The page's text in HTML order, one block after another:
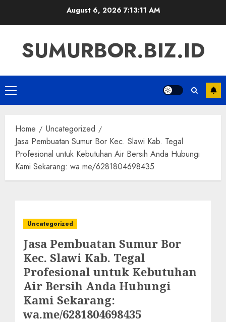
August 6, 2026 7:13:12 AM
SUMURBOR.BIZ.ID
Primary
Menu
Home
Uncategorized
Jasa Pembuatan Sumur Bor Kec. Slawi Kab. Tegal
Profesional untuk Kebutuhan Air Bersih Anda Hubungi
Kami Sekarang: wa.me/6281804698435
Uncategorized
Jasa Pembuatan Sumur Bor
Kec. Slawi Kab. Tegal
Profesional untuk Kebutuhan
Air Bersih Anda Hubungi
Kami Sekarang:
wa.me/6281804698435